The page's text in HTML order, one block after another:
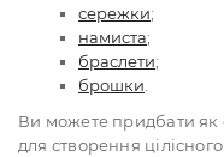
сережки;
намиста;
браслети;
брошки
Ви можете придбати як
для створення